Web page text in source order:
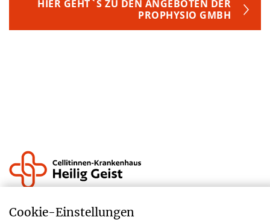
HIER GEHT`S ZU DEN ANGEBOTEN DER
PROPHYSIO GMBH
Krankenhauszukunftsfonds
Cookie-­Einstellungen